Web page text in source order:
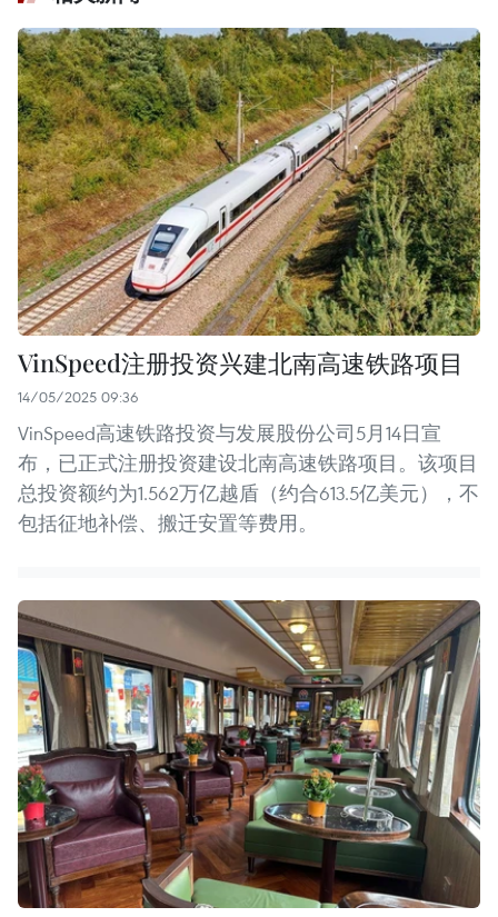
VinSpeed注册投资兴建北南高速铁路项目
14/05/2025 09:36
VinSpeed高速铁路投资与发展股份公司5月14日宣
布，已正式注册投资建设北南高速铁路项目。该项目
总投资额约为1.562万亿越盾（约合613.5亿美元），不
包括征地补偿、搬迁安置等费用。